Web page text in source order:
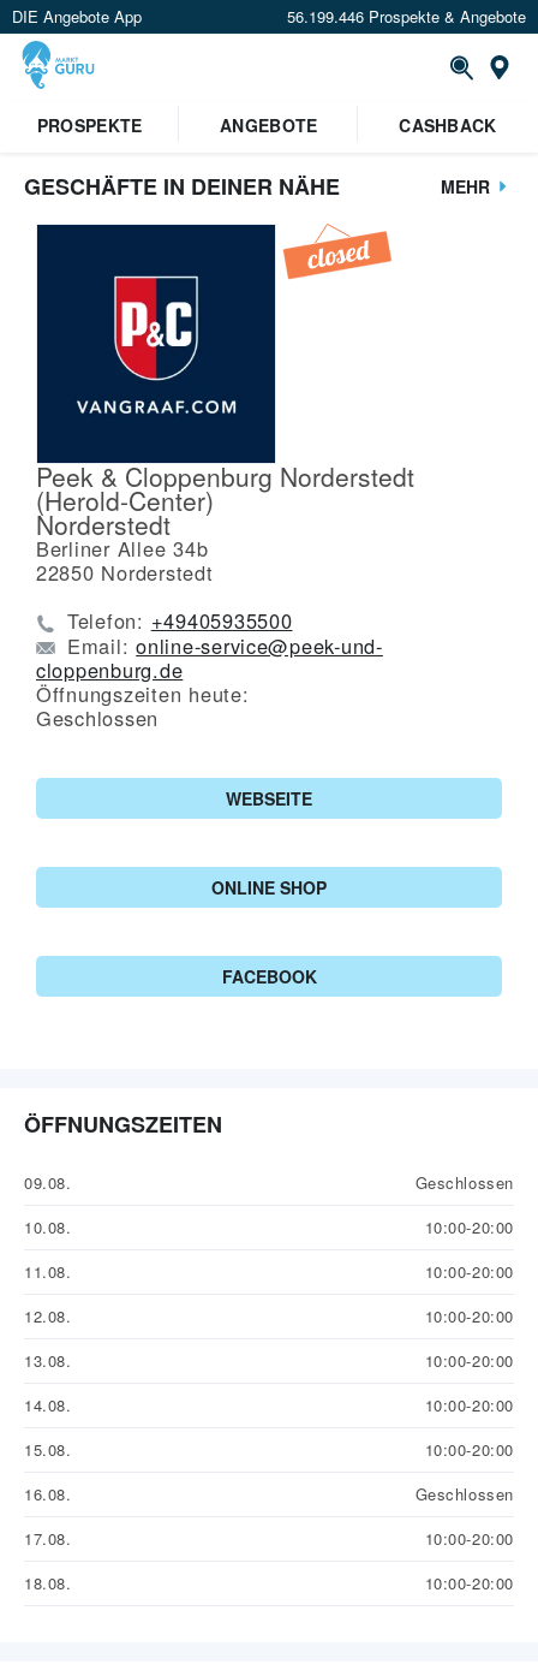
DIE Angebote App 56.199.446 Prospekte & Angebote
PROSPEKTE
ANGEBOTE CASHBACK
GESCHÄFTE IN DEINER NÄHE MEHR
Peek & Cloppenburg Norderstedt
(Herold-Center)
Norderstedt
Berliner Allee 34b
22850 Norderstedt
Telefon: +49405935500
Email:online-service@peek-und-
cloppenburg.de
Öffnungszeiten heute:
Geschlossen
WEBSEITE
ONLINE SHOP
FACEBOOK
ÖFFNUNGSZEITEN
09.08.
Geschlossen
10.08.
10:00-20:00
11.08.
10:00-20:00
12.08.
10:00-20:00
13.08.
10:00-20:00
14.08.
10:00-20:00
15.08.
10:00-20:00
16.08.
Geschlossen
17.08.
10:00-20:00
18.08.
10:00-20:00